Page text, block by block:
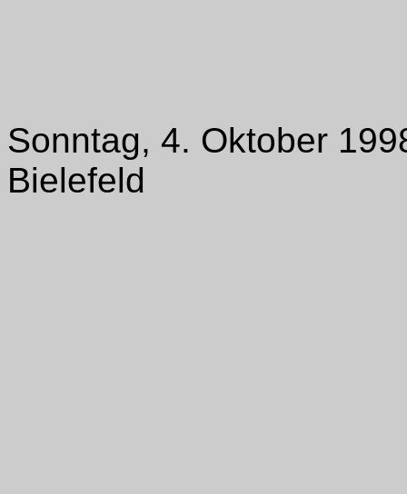
Sonntag, 4. Oktober
Bielefeld